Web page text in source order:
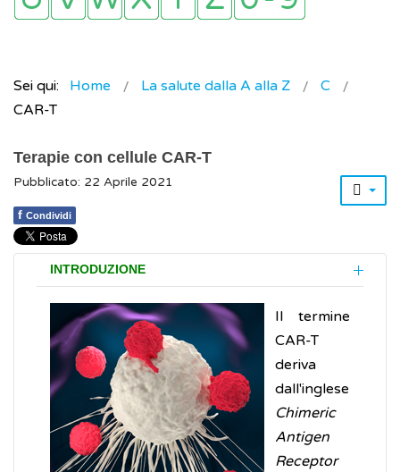
Sei qui: Home La salute dalla A alla Z
C
CAR-T
Terapie con cellule CAR-T
Pubblicato: 22 Aprile 2021
f Condividi
INTRODUZIONE
Il termine
CAR-T
deriva
dall'inglese
Chimeric
Antigen
Receptor